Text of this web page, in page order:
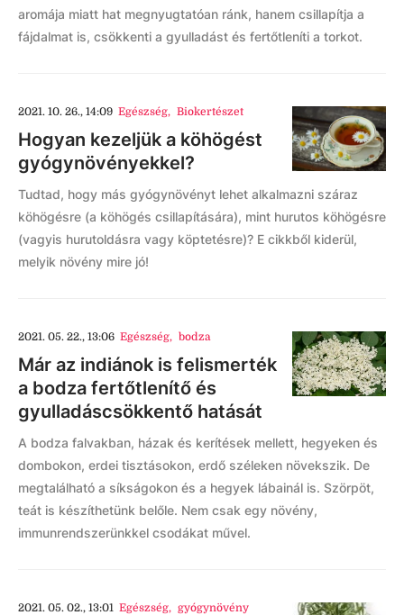
aromája miatt hat megnyugtatóan ránk, hanem csillapítja a
fájdalmat is, csökkenti a gyulladást és fertőtleníti a torkot.
2021. 10. 26., 14:09 Egészség, Biokertészet
Hogyan kezeljük a köhögést
gyógynövényekkel?
Tudtad, hogy más gyógynövényt lehet alkalmazni száraz
köhögésre (a köhögés csillapítására), mint hurutos köhögésre
(vagyis hurutoldásra vagy köptetésre)? E cikkből kiderül,
melyik növény mire jó!
2021. 05. 22., 13:06 Egészség, bodza
Már az indiánok is felismerték
a bodza fertőtlenítő és
gyulladáscsökkentő hatását
A bodza falvakban, házak és kerítések mellett, hegyeken és
dombokon, erdei tisztásokon, erdő széleken növekszik. De
megtalálható a síkságokon és a hegyek lábainál is. Szörpöt,
teát is készíthetünk belőle. Nem csak egy növény,
immunrendszerünkkel csodákat művel.
2021. 05. 02., 13:01 Egészség, gyógynövény